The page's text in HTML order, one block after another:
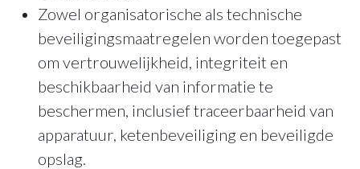
Zowel organisatorische als technische
beveiligingsmaatregelen worden toegepast
om vertrouwelijkheid, integriteit en
beschikbaarheid van informatie te
beschermen, inclusief traceerbaarheid van
apparatuur, ketenbeveiliging en beveiligde
opslag.